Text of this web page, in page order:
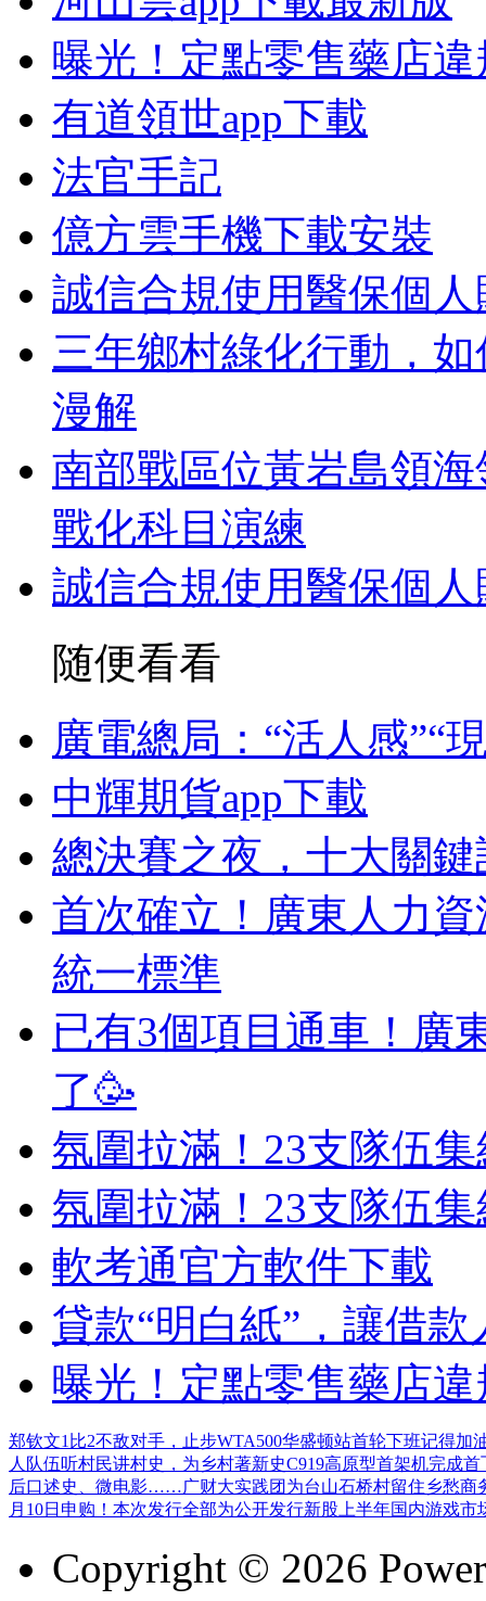
曝光！定點零售藥店
有道領世app下載
法官手記
億方雲手機下載安裝
誠信合規使用醫保個
三年鄉村綠化行動，
漫解
南部戰區位黃岩島領
戰化科目演練
誠信合規使用醫保個
随便看看
廣電總局：“活人感”“
中輝期貨app下載
總決賽之夜，十大關
首次確立！廣東人力
統一標準
已有3個項目通車！廣
了🥳
氛圍拉滿！23支隊伍
氛圍拉滿！23支隊伍
軟考通官方軟件下載
貸款“明白紙”，讓借款
曝光！定點零售藥店
郑钦文1比2不敌对手，止步WTA500华盛顿站首轮下班记得加
人队伍听村民讲村史，为乡村著新史C919高原型首架机完成首
后口述史、微电影……广财大实践团为台山石桥村留住乡愁商
月10日申购！本次发行全部为公开发行新股 上半年国内游戏
Copyright © 2026